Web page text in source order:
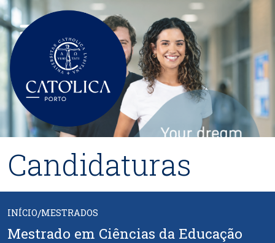
Passar para o conteúdo principal
Candidaturas
INÍCIO/MESTRADOS
Mestrado em Ciências da Educação